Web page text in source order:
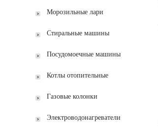
Морозильные лари
Стиральные машины
Посудомоечные машины
Котлы отопительные
Газовые колонки
Электроводонагреватели